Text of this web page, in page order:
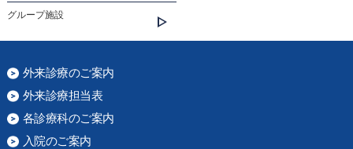
グループ施設
外来診療のご案内
外来診療担当表
各診療科のご案内
入院のご案内